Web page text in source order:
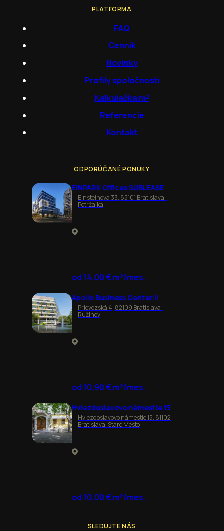
PLATFORMA
FAQ
Cenník
Novinky
Profily spoločností
Kalkulačka m²
Referencie
Kontakt
ODPORÚČANÉ PONUKY
EINPARK Offices SUBLEASE
Einsteinova 33, 85101 Bratislava-
Petržalka
od 14,00 € m²/mes.
Apollo Business Center II
Prievozská 4, 82109 Bratislava-
Ružinov
od 10,90 € m²/mes.
Hviezdoslavovo námestie 15
Hviezdoslavovo námestie 15, 81102
Bratislava-Staré Mesto
od 10,00 € m²/mes.
SLEDUJTE NÁS